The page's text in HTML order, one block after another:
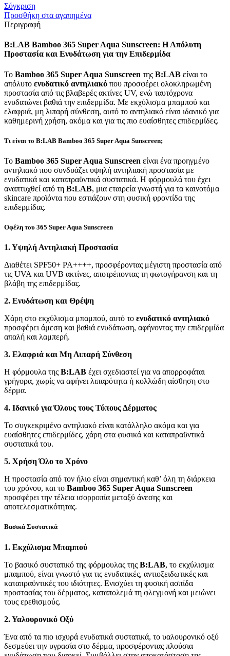
Σύγκριση
Προσθήκη στα αγαπημένα
Περιγραφή
B:LAB Bamboo 365 Super Aqua Sunscreen: Η Απόλυτη
Προστασία και Ενυδάτωση για την Επιδερμίδα
Το Bamboo 365 Super Aqua Sunscreen της B:LAB είναι το
απόλυτο ενυδατικό αντηλιακό που προσφέρει ολοκληρωμένη
προστασία από τις βλαβερές ακτίνες UV, ενώ ταυτόχρονα
ενυδατώνει βαθιά την επιδερμίδα. Με εκχύλισμα μπαμπού και
ελαφριά, μη λιπαρή σύνθεση, αυτό το αντηλιακό είναι ιδανικό για
καθημερινή χρήση, ακόμα και για τις πιο ευαίσθητες επιδερμίδες.
Τι είναι το B:LAB Bamboo 365 Super Aqua Sunscreen;
Το Bamboo 365 Super Aqua Sunscreen είναι ένα προηγμένο
αντηλιακό που συνδυάζει υψηλή αντηλιακή προστασία με
ενυδατικά και καταπραϋντικά συστατικά. Η φόρμουλά του έχει
αναπτυχθεί από τη B:LAB, μια εταιρεία γνωστή για τα καινοτόμα
skincare προϊόντα που εστιάζουν στη φυσική φροντίδα της
επιδερμίδας.
Οφέλη του 365 Super Aqua Sunscreen
1. Υψηλή Αντηλιακή Προστασία
Διαθέτει SPF50+ PA++++, προσφέροντας μέγιστη προστασία από
τις UVA και UVB ακτίνες, αποτρέποντας τη φωτογήρανση και τη
βλάβη της επιδερμίδας.
2. Ενυδάτωση και Θρέψη
Χάρη στο εκχύλισμα μπαμπού, αυτό το ενυδατικό αντηλιακό
προσφέρει άμεση και βαθιά ενυδάτωση, αφήνοντας την επιδερμίδα
απαλή και λαμπερή.
3. Ελαφριά και Μη Λιπαρή Σύνθεση
Η φόρμουλα της B:LAB έχει σχεδιαστεί για να απορροφάται
γρήγορα, χωρίς να αφήνει λιπαρότητα ή κολλώδη αίσθηση στο
δέρμα.
4. Ιδανικό για Όλους τους Τύπους Δέρματος
Το συγκεκριμένο αντηλιακό είναι κατάλληλο ακόμα και για
ευαίσθητες επιδερμίδες, χάρη στα φυσικά και καταπραϋντικά
συστατικά του.
5. Χρήση Όλο το Χρόνο
Η προστασία από τον ήλιο είναι σημαντική καθ’ όλη τη διάρκεια
του χρόνου, και το Bamboo 365 Super Aqua Sunscreen
προσφέρει την τέλεια ισορροπία μεταξύ άνεσης και
αποτελεσματικότητας.
Βασικά Συστατικά
1. Εκχύλισμα Μπαμπού
Το βασικό συστατικό της φόρμουλας της B:LAB, το εκχύλισμα
μπαμπού, είναι γνωστό για τις ενυδατικές, αντιοξειδωτικές και
καταπραϋντικές του ιδιότητες. Ενισχύει τη φυσική ασπίδα
προστασίας του δέρματος, καταπολεμά τη φλεγμονή και μειώνει
τους ερεθισμούς.
2. Υαλουρονικό Οξύ
Ένα από τα πιο ισχυρά ενυδατικά συστατικά, το υαλουρονικό οξύ
δεσμεύει την υγρασία στο δέρμα, προσφέροντας πλούσια